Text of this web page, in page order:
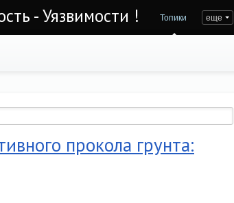
- Уязвимости ! Топики еще
прокола грунта: